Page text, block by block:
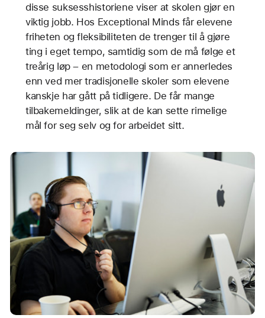
disse suksesshistoriene viser at skolen gjør en
viktig jobb. Hos Exceptional Minds får elevene
friheten og fleksibiliteten de trenger til å gjøre
ting i eget tempo, samtidig som de må følge et
treårig løp – en metodologi som er annerledes
enn ved mer tradisjonelle skoler som elevene
kanskje har gått på tidligere. De får mange
tilbakemeldinger, slik at de kan sette rimelige
mål for seg selv og for arbeidet sitt.